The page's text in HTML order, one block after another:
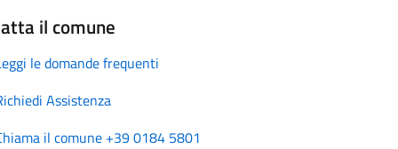
il comune
le domande frequenti
Assistenza
il comune +39 0184 5801